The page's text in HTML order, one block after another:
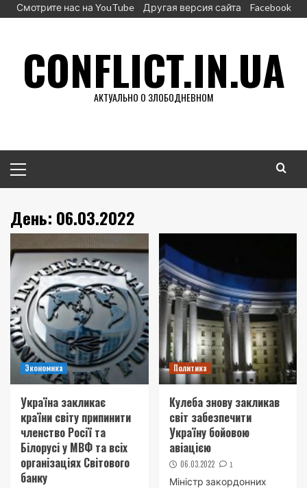
Перейти
Смотрите нас на YouTube Другая версия сайта Facebook
CONFLICT.IN.UA
АКТУАЛЬНО О ЗЛОБОДНЕВНОМ
меню
День: 06.03.2022
Экономика
Україна закликає
країни світу припинити
членство Росії та
Білорусі у МВФ та всіх
організаціях Світового
банку
Политика
Кулеба знову закликав
світ забезпечити
Україну бойовою
авіацією
06.03.2022 1
Міністр закордонних